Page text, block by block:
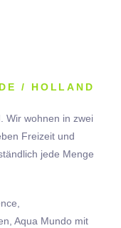
/ HOLLAND
Wir wohnen in zwei
Freizeit und
jede Menge
Aqua Mundo mit